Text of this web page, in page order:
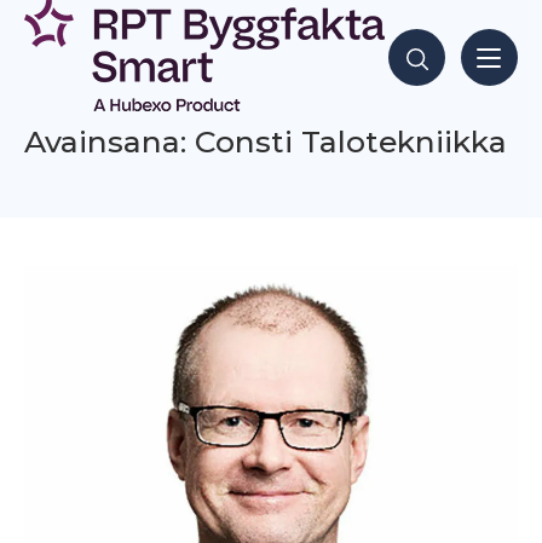
Siirry
sisältöön
Hae sisältöjä
Avainsana: Consti Talotekniikka